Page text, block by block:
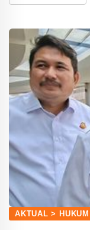
AKTUAL > HUKUM